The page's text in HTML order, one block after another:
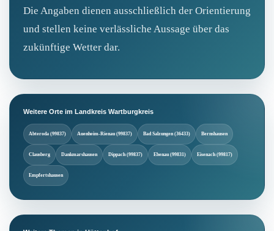
Die Angaben dienen ausschließlich der Orientierung
und stellen keine verlässliche Aussage über das
zukünftige Wetter dar.
Weitere Orte im Landkreis Wartburgkreis
Abteroda (99837) Auenheim-Rienau (99837) Bad Salzungen (36433) Bernshausen
Clausberg Dankmarshausen Dippach (99837) Ebenau (99831) Eisenach (99817)
Empfertshausen